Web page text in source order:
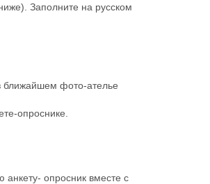
Заполните на русском
фото-ателье
опроснике.
опросник вместе с